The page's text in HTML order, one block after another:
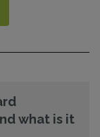
what is it